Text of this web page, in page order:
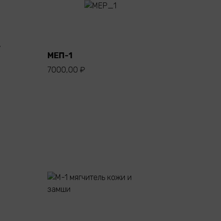
МЕП-1
7000,00 ₽